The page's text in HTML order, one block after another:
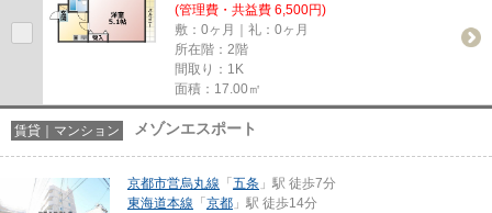
(管理費・共益費 6,500円)
敷：0ヶ月｜礼：0ヶ月
所在階：2階
間取り：1K
面積：17.00㎡
賃貸｜マンション メゾンエスポート
京都市営烏丸線 「 五条 」駅 徒歩7分
東海道本線 「 京都 」駅 徒歩14分